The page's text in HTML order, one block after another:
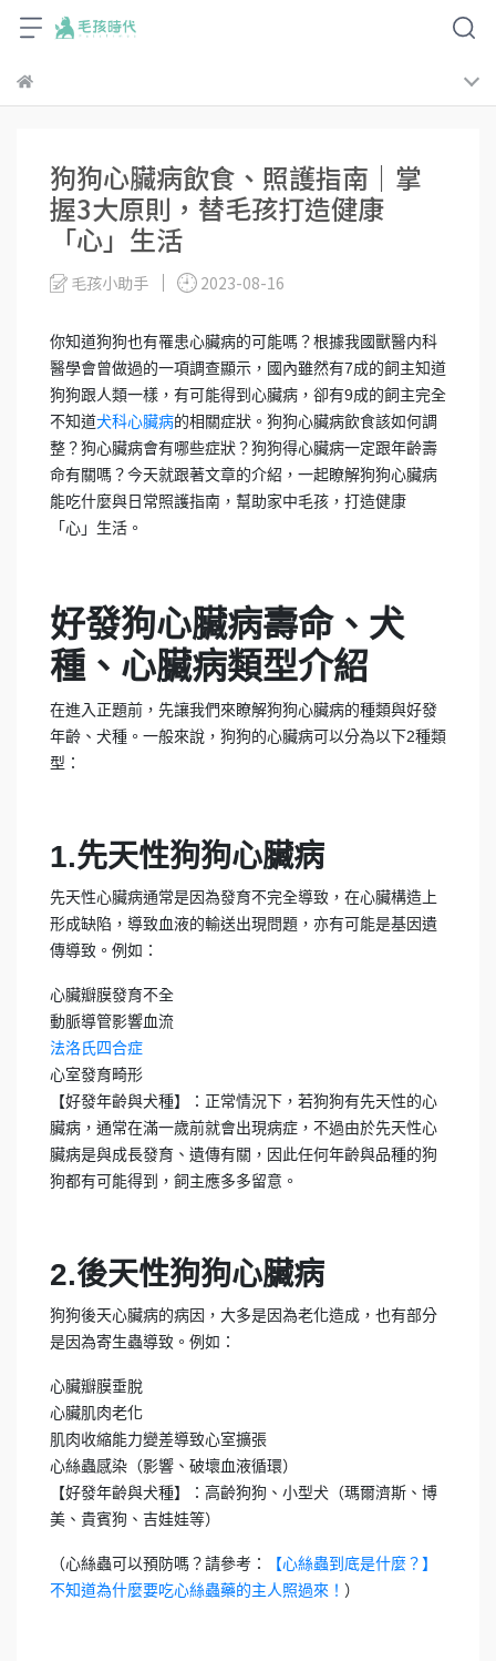
狗狗心臟病飲食、照護指南｜掌
握3大原則，替毛孩打造健康
「心」生活
毛孩小助手 2023-08-16
你知道狗狗也有罹患心臟病的可能嗎？根據我國獸醫内科
醫學會曾做過的一項調查顯示，國內雖然有7成的飼主知道
狗狗跟人類一樣，有可能得到心臟病，卻有9成的飼主完全
不知道犬科心臟病的相關症狀。狗狗心臟病飲食該如何調
整？狗心臟病會有哪些症狀？狗狗得心臟病一定跟年齡壽
命有關嗎？今天就跟著文章的介紹，一起瞭解狗狗心臟病
能吃什麼與日常照護指南，幫助家中毛孩，打造健康
「心」生活。
好發狗心臟病壽命、犬
種、心臟病類型介紹
在進入正題前，先讓我們來瞭解狗狗心臟病的種類與好發
年齡、犬種。一般來說，狗狗的心臟病可以分為以下2種類
型：
1.先天性狗狗心臟病
先天性心臟病通常是因為發育不完全導致，在心臟構造上
形成缺陷，導致血液的輸送出現問題，亦有可能是基因遺
傳導致。例如：
心臟瓣膜發育不全
動脈導管影響血流
法洛氏四合症
心室發育畸形
【好發年齡與犬種】：正常情況下，若狗狗有先天性的心
臟病，通常在滿一歲前就會出現病症，不過由於先天性心
臟病是與成長發育、遺傳有關，因此任何年齡與品種的狗
狗都有可能得到，飼主應多多留意。
2.後天性狗狗心臟病
狗狗後天心臟病的病因，大多是因為老化造成，也有部分
是因為寄生蟲導致。例如：
心臟瓣膜垂脫
心臟肌肉老化
肌肉收縮能力變差導致心室擴張
心絲蟲感染（影響、破壞血液循環）
【好發年齡與犬種】：高齡狗狗、小型犬（瑪爾濟斯、博
美、貴賓狗、吉娃娃等）
（心絲蟲可以預防嗎？請參考：
【心絲蟲到底是什麼？】
不知道為什麼要吃心絲蟲藥的主人照過來！ ）